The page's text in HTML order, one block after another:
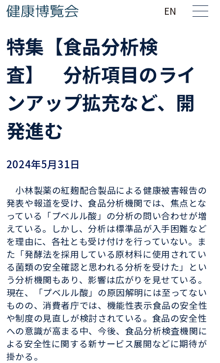
EN
特集【食品分析検
査】 分析項目のライ
ンアップ拡充など、開
発進む
2024年5月31日
小林製薬の紅麹配合製品による健康被害報告の
発表や報道を受け、食品分析機関では、焦点とな
っている「プベルル酸」の分析の問い合わせが増
えている。しかし、分析は標準品が入手困難など
を理由に、各社とも受け付けを行っていない。ま
た「発酵法を採用している原材料に使用されてい
る菌類の安全確認と思われる分析を受けた」とい
う分析機関もあり、影響は広がりを見せている。
現在、「プベルル酸」の原因解明には至ってない
ものの、消費者庁では、機能性表示食品の安全性
や制度の見直しが検討されている。食品の安全性
への意識が高まる中、今後、食品分析検査機関に
よる安全性に関する新サービス展開などに期待が
掛かる。